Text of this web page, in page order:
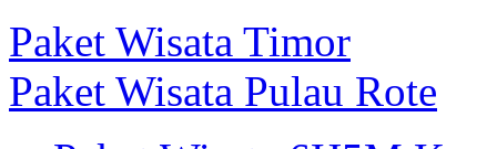
Paket Wisata Timor
Paket Wisata Pulau Rote